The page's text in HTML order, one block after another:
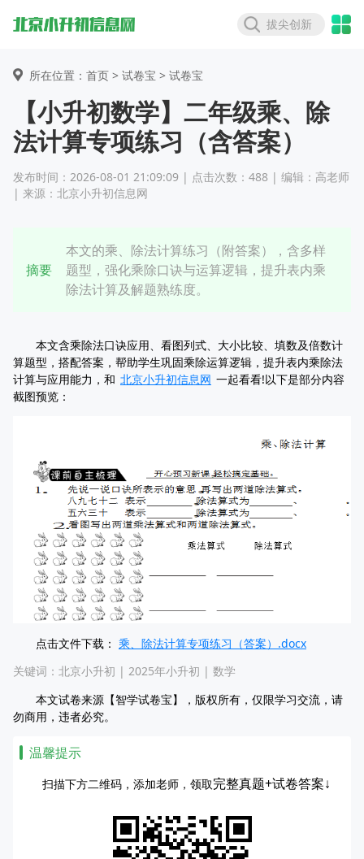
拔尖创新
所在位置：首页 > 试卷宝 > 试卷宝
【小升初数学】二年级乘、除
法计算专项练习（含答案）
发布时间：2026-08-01 21:09:09 | 点击次数：488 | 编辑：高老师
| 来源：北京小升初信息网
摘要
本文的乘、除法计算练习（附答案），含多样
题型，强化乘除口诀与运算逻辑，提升表内乘
除法计算及解题熟练度。
本文含乘除法口诀应用、看图列式、大小比较、填数及倍数计
算题型，搭配答案，帮助学生巩固乘除运算逻辑，提升表内乘除法
计算与应用能力，和 北京小升初信息网 一起看看!以下是部分内容
截图预览：
点击文件下载： 乘、除法计算专项练习（答案）.docx
关键词： 北京小升初 | 2025年小升初 | 数学
本文试卷来源【智学试卷宝】，版权所有，仅限学习交流，请
勿商用，违者必究。
温馨提示
扫描下方二维码，添加老师，领取完整真题+试卷答案↓